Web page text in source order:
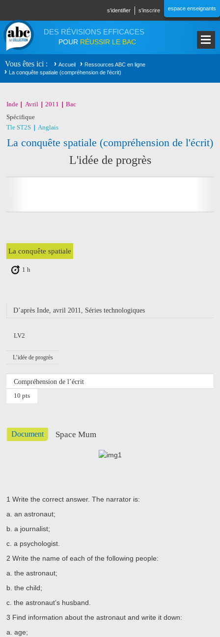
s'identifier s'inscrire espace enseignants
DES RÉVISIONS EFFICACES
POUR RÉUSSIR LE BAC
Vous êtes ici Accueil
Ressources ABC en ligne
La conquête spatiale (compréhension de l'écrit)
Inde Avril 2011
Bac
Spécifique
Tle ST2S
Anglais
La conquête spatiale (compréhension de l'écrit)
L'idée de progrès
La conquête spatiale
1 h
D’après Inde, avril 2011, Séries technologiques
LV2
L’idée de progrès
Compréhension de l’écrit
10 pts
Document Space Mum
1 Write the correct answer. The narrator is:
a. an astronaut;
b. a journalist;
c. a psychologist.
2 Write the name of each of the following people:
a. the astronaut;
b. the child;
c. the astronaut’s husband.
3 Find information about the astronaut and write it down:
a. age;